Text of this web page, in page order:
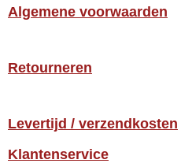
Algemene voorwaarden
Retourneren
Levertijd / verzendkosten
Klantenservice